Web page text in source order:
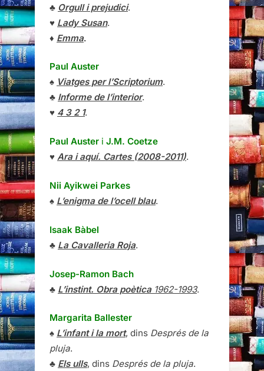
♣ Orgull i prejudici.
♥ Lady Susan.
♦ Emma.
Paul Auster
♠ Viatges per l’Scriptorium.
♣ Informe de l’interior.
♥ 4 3 2 1.
Paul Auster i J.M. Coetze
♥ Ara i aquí. Cartes (2008-2011).
Nii Ayikwei Parkes
♠ L’enigma de l’ocell blau.
Isaak Bàbel
♣ La Cavalleria Roja.
Josep-Ramon Bach
♣ L’instint. Obra poètica1962-1993.
Margarita Ballester
♠ L’infant i la mort, dins Després de la
pluja.
♣ Els ulls, dins Després de la pluja.